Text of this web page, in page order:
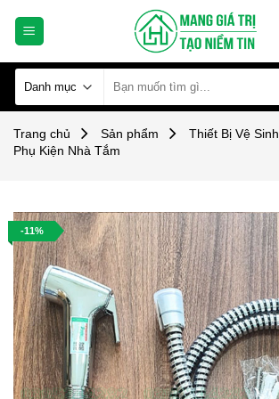
kiếm:
Trang chủ Sản phẩm
Thiết Bị Vệ Sinh
Phụ Kiện Nhà Tắm
-11%